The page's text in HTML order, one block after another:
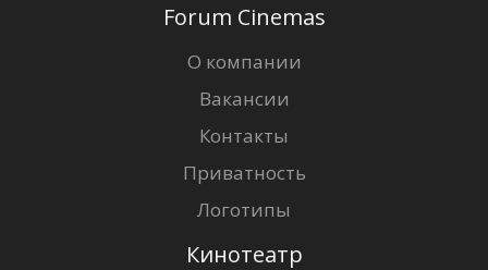
Forum Cinemas
О компании
Вакансии
Контакты
Приватность
Логотипы
Кинотеатр